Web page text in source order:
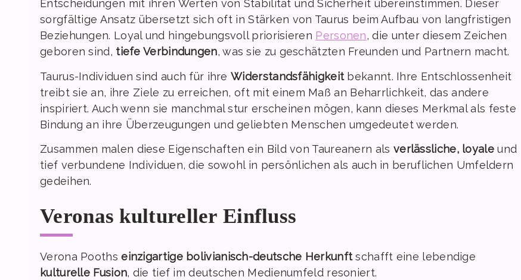
Entscheidungen mit ihren Werten von Stabilität und Sicherheit übereinstimmen. Dieser
sorgfältige Ansatz übersetzt sich oft in Stärken von Taurus beim Aufbau von langfristigen
Beziehungen. Loyal und hingebungsvoll priorisieren Personen, die unter diesem Zeichen
geboren sind, tiefe Verbindungen, was sie zu geschätzten Freunden und Partnern macht.
Taurus-Individuen sind auch für ihreWiderstandsfähigkeitbekannt. Ihre Entschlossenheit
treibt sie an, ihre Ziele zu erreichen, oft mit einem Maß an Beharrlichkeit, das andere
inspiriert. Auch wenn sie manchmal stur erscheinen mögen, kann dieses Merkmal als feste
Bindung an ihre Überzeugungen und geliebten Menschen umgedeutet werden.
Zusammen malen diese Eigenschaften ein Bild von Taureanern als verlässliche, loyaleund
tief verbundene Individuen, die sowohl in persönlichen als auch in beruflichen Umfeldern
gedeihen.
Veronas kultureller Einfluss
Verona Poothseinzigartige bolivianisch-deutsche Herkunftschafft eine lebendige
kulturelle Fusion, die tief im deutschen Medienumfeld resoniert.